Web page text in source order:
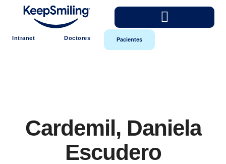
Intranet Doctores Pacientes
Cardemil, Daniela
Escudero